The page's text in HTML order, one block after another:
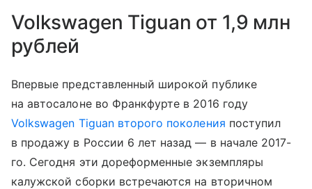
Volkswagen Tiguan от 1,9 млн
рублей
Впервые представленный широкой публике
на автосалоне во Франкфурте в 2016 году
Volkswagen Tiguan второго поколения поступил
в продажу в России 6 лет назад — в начале 2017-
го. Сегодня эти дореформенные экземпляры
калужской сборки встречаются на вторичном